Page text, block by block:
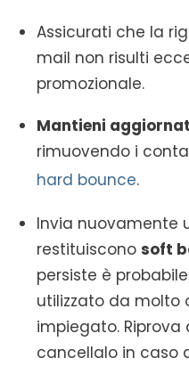
Assicurati che la
mail non risulti
promozionale.
Mantieni
rimuovendo i
hard bounce.
Invia nuovamente
restituiscono soft
persiste è
utilizzato da molto
impiegato. Riprova
cancellalo in caso